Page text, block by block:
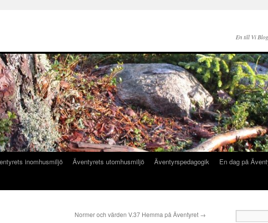
En till Vi
inomhusmiljö Äventyrets utomhusmiljö Äventyrspedagogik En dag på
Normer och värden V.37 Hemma på Äventyret →